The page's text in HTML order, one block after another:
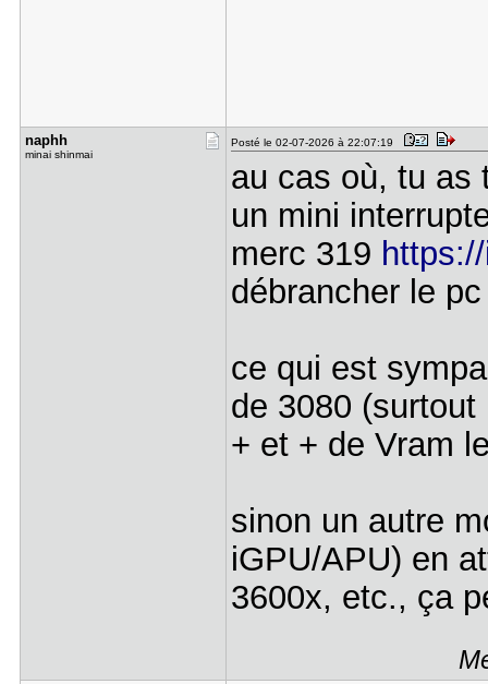
naphh
minai shinmai
Posté le 02-07-2026 à 22:07:19
au cas où, tu as
un mini
merc 319
débrancher le
ce qui est
de 3080
+ et + de Vram
sinon un autre
iGPU/APU) en
3600x, etc., ça